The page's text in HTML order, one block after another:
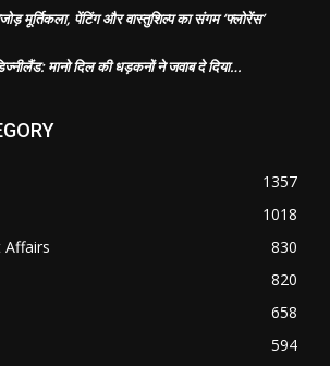
मूर्तिकला, पेंटिंग और वास्तुशिल्प का संगम ‘फ्लोरेंस’
मानो दिल की धड़कनों ने जवाब दे दिया…
1357
1018
Affairs
830
820
658
594